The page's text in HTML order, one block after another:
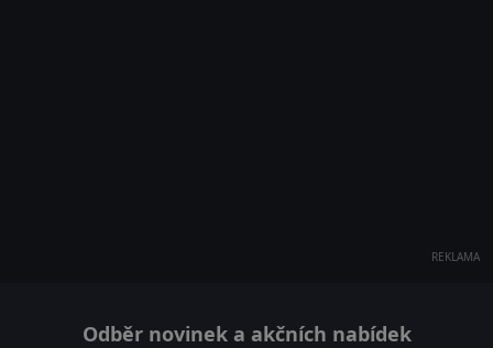
REKLAMA
Odběr novinek a akčních nabídek